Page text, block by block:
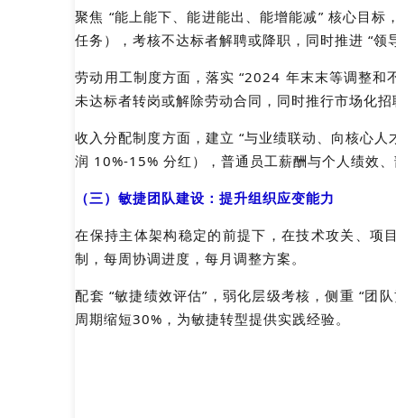
聚焦 “能上能下、能进能出、能增能减” 核心目
任务），考核不达标者解聘或降职，同时推进 “领
劳动用工制度方面，落实 “2024 年末末等调整和
未达标者转岗或解除劳动合同，同时推行市场化
收入分配制度方面，建立 “与业绩联动、向核心
润 10%-15% 分红），普通员工薪酬与个人绩效、
（三）敏捷团队建设：提升组织应变能力
在保持主体架构稳定的前提下，在技术攻关、项
制，每周协调进度，每月调整方案。
配套 “敏捷绩效评估”，弱化层级考核，侧重 “团
周期缩短30%，为敏捷转型提供实践经验。